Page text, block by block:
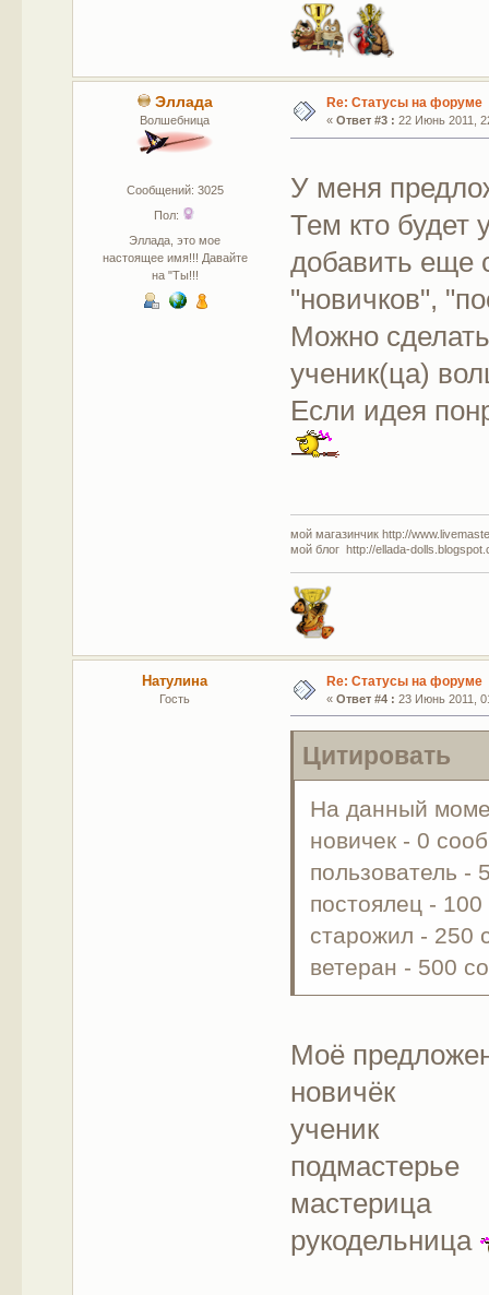
Эллада
Волшебница
Сообщений: 3025
Пол:
Эллада, это мое
настоящее имя!!! Давайте
на "Ты!!!
Re: Статусы на форуме
« Ответ #3 : 22 Июнь 2011,
У меня
Тем кто будет
добавить еще
"новичков",
Можно
ученик(ца)
Если идея
мой магазинчик http://
мой блог http://ellada-
Натулина
Гость
Re: Статусы на форуме
« Ответ #4 : 23 Июнь 2011,
Цитировать
На данный
новичек - 0
пользователь -
постоялец -
старожил - 250
ветеран - 500
Моё
новичёк
ученик
подмастерье
мастерица
рукодельница